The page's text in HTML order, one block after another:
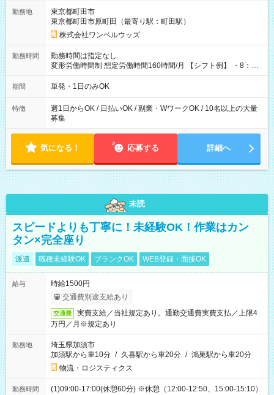
勤務地
東京都町田市
東京都町田市原町田（最寄り駅：町田駅）
株式会社ワンベルウッズ
勤務時間
勤務時間は指定なし
変形労働時間制 想定労働時間160時間/月 【シフト例】 ・8：00
～21：00
期間 単発・1日のみOK
特徴
週1日からOK / 日払いOK / 副業・WワークOK / 10名以上の大量
募集
気になる！ 応募する 詳細へ
未読
スピードよりも丁寧に！未経験OK！作業はカン
タン×完全座り
派遣 職種未経験OK ブランクOK WEB登録・面接OK
給与
時給1500円
交通費別途支給あり
交通費
実費支給／当社規定あり。通勤交通費実費支払／上限4
万円／月※規定あり
勤務地
埼玉県加須市
加須駅から車10分 / 久喜駅から車20分 / 鴻巣駅から車20分
物流・ロジスティクス
勤務時間 (1)09:00-17:00(休憩60分) ※休憩（12:00-12:50、15:00-15:10）